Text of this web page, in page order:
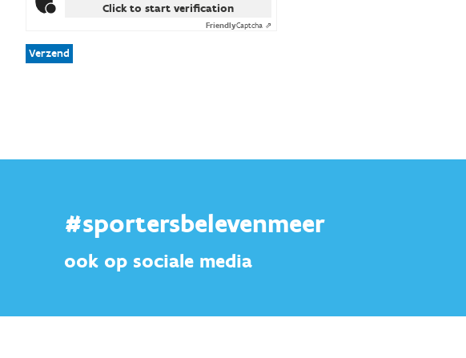
Click to start verification
FriendlyCaptcha ⇗
Verzend
#sportersbelevenmeer
ook op sociale media